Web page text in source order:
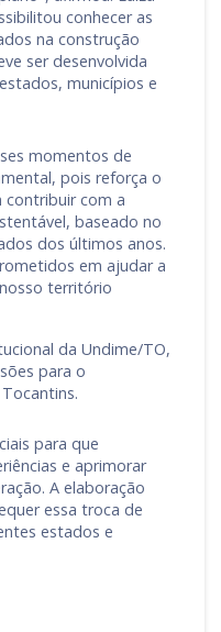
conhecer as
na construção
ser desenvolvida
municípios e
momentos de
pois reforça o
contribuir com a
baseado no
dos últimos anos.
em ajudar a
território
da Undime/TO,
para o
para que
e aprimorar
A elaboração
essa troca de
estados e